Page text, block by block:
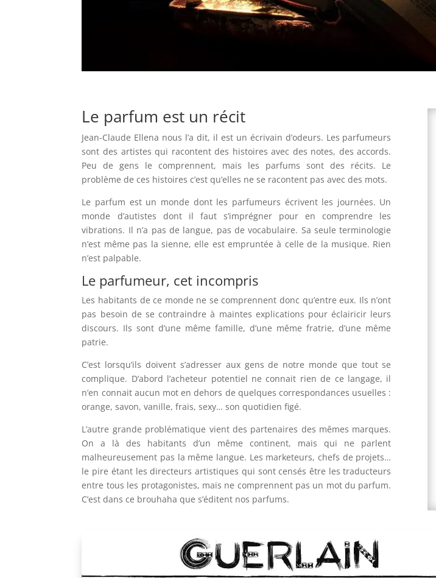
Le parfum est un récit
Jean-Claude Ellena nous l’a dit, il est un écrivain d’odeurs. Les parfumeurs
sont des artistes qui racontent des histoires avec des notes, des accords.
Peu de gens le comprennent, mais les parfums sont des récits. Le
problème de ces histoires c’est qu’elles ne se racontent pas avec des mots.
Le parfum est un monde dont les parfumeurs écrivent les journées. Un
monde d’autistes dont il faut s’imprégner pour en comprendre les
vibrations. Il n’a pas de langue, pas de vocabulaire. Sa seule terminologie
n’est même pas la sienne, elle est empruntée à celle de la musique. Rien
n’est palpable.
Le parfumeur, cet incompris
Les habitants de ce monde ne se comprennent donc qu’entre eux. Ils n’ont
pas besoin de se contraindre à maintes explications pour éclairicir leurs
discours. Ils sont d’une même famille, d’une même fratrie, d’une même
patrie.
C’est lorsqu’ils doivent s’adresser aux gens de notre monde que tout se
complique. D’abord l’acheteur potentiel ne connait rien de ce langage, il
n’en connait aucun mot en dehors de quelques correspondances usuelles :
orange, savon, vanille, frais, sexy… son quotidien figé.
L’autre grande problématique vient des partenaires des mêmes marques.
On a là des habitants d’un même continent, mais qui ne parlent
malheureusement pas la même langue. Les marketeurs, chefs de projets…
le pire étant les directeurs artistiques qui sont censés être les traducteurs
entre tous les protagonistes, mais ne comprennent pas un mot du parfum.
C’est dans ce brouhaha que s’éditent nos parfums.